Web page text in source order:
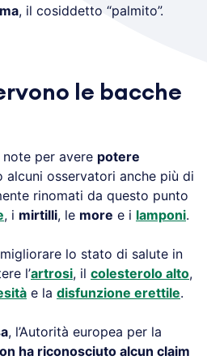
, il cosiddetto “palmito”.
le bacche
note per avere potere
alcuni osservatori anche più di
rinomati da questo punto
, i mirtilli, le more e i lamponi.
lo stato di salute in
l’artrosi, il colesterolo alto,
e la disfunzione erettile.
, l’Autorità europea per la
ha riconosciuto alcun claim